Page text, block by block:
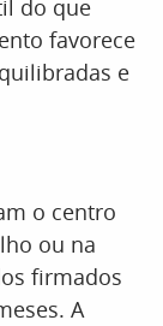
do que
favorece
e
o centro
ou na
firmados
A